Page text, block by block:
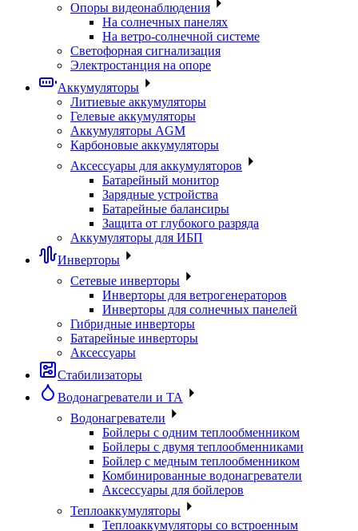
Опоры видеонаблюдения
На солнечных панелях
На ветро-солнечной системе
Светофорная сигнализация
Электростанция на опоре
Аккумуляторы
Литиевые аккумуляторы
Гелевые аккумуляторы
Аккумуляторы AGM
Карбоновые аккумуляторы
Аксессуары для аккумуляторов
Батарейный монитор
Зарядные устройства
Батарейные балансиры
Защита от глубокого разряда
Аккумуляторы для ИБП
Инверторы
Сетевые инверторы
Инверторы для ветрогенераторов
Инверторы для солнечных панелей
Гибридные инверторы
Батарейные инверторы
Аксессуары
Стабилизаторы
Водонагреватели и ТА
Водонагреватели
Бойлеры с одним теплообменником
Бойлеры с двумя теплообменниками
Бойлер с медным теплообменником
Комбинированные водонагреватели
Аксессуары для бойлеров
Теплоаккумуляторы
Теплоаккумуляторы со встроенным